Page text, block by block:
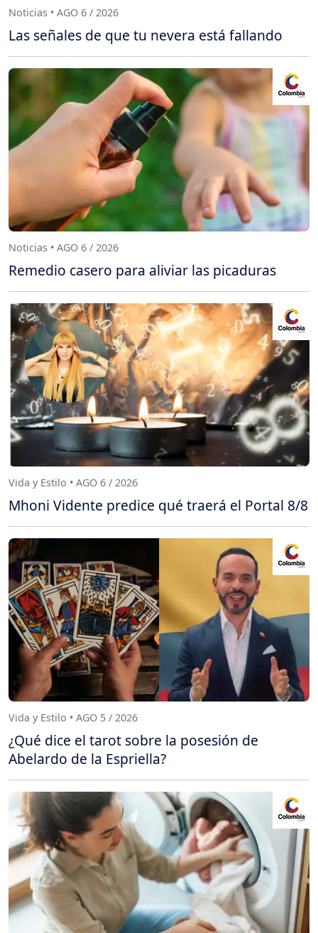
Noticias • AGO 6 / 2026
Las señales de que tu nevera está fallando
Noticias • AGO 6 / 2026
Remedio casero para aliviar las picaduras
Vida y Estilo • AGO 6 / 2026
Mhoni Vidente predice qué traerá el Portal 8/8
Vida y Estilo • AGO 5 / 2026
¿Qué dice el tarot sobre la posesión de
Abelardo de la Espriella?